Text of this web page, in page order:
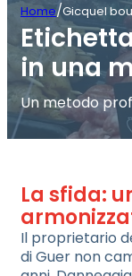
Home/Gicquel
in una
Un metodo
La sfida:
Il proprietario
di Guer non